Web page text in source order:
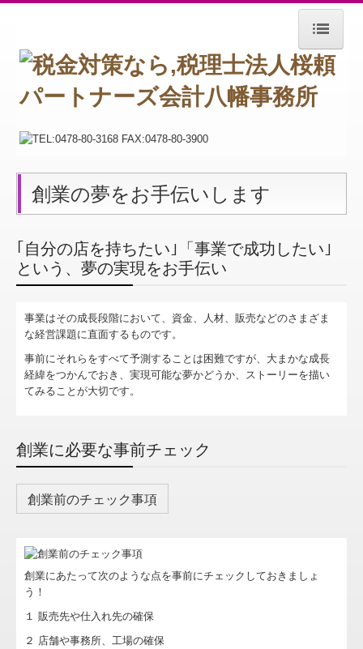
ホーム
お知らせ
事務所紹介
経営理念
関連リンク
リンク集
お問合せ
補助金・助成金・融資情報
経営者お役立ち情報
TKCシステムQ&A
経営革新等支援機関とは
創業の夢をお手伝いします
｢自分の店を持ちたい｣「事業で成功したい｣
という、夢の実現をお手伝い
事業はその成長段階において、資金、人材、販売などのさまざま
な経営課題に直面するものです。
事前にそれらをすべて予測することは困難ですが、大まかな成長
経緯をつかんでおき、実現可能な夢かどうか、ストーリーを描い
てみることが大切です。
創業に必要な事前チェック
創業前のチェック事項
創業にあたって次のような点を事前にチェックしておきましょ
う！
１ 販売先や仕入れ先の確保
２ 店舗や事務所、工場の確保